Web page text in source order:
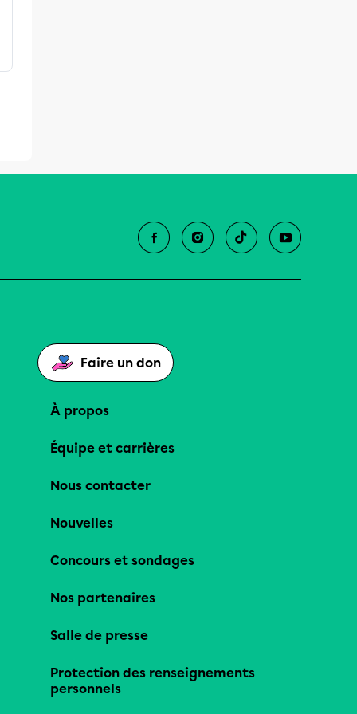
Faire un don
À propos
Équipe et carrières
Nous contacter
Nouvelles
Concours et sondages
Nos partenaires
Salle de presse
Protection des renseignements
personnels